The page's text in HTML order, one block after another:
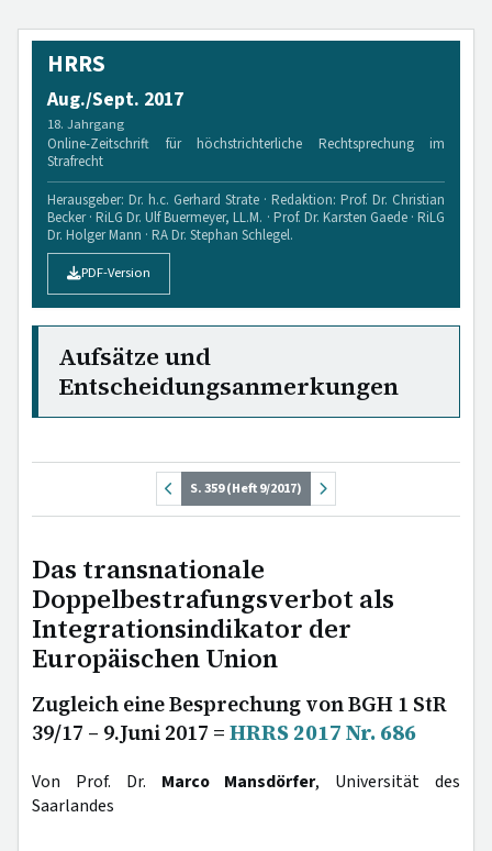
HRRS
Aug./Sept. 2017
18. Jahrgang
Online-Zeitschrift für höchstrichterliche Rechtsprechung im
Strafrecht
Herausgeber: Dr. h.c. Gerhard Strate · Redaktion: Prof. Dr. Christian
Becker · RiLG Dr. Ulf Buermeyer, LL.M. · Prof. Dr. Karsten Gaede · RiLG
Dr. Holger Mann · RA Dr. Stephan Schlegel.
PDF-Version
Aufsätze und
Entscheidungsanmerkungen
S. 359 (Heft 9/2017)
Das transnationale
Doppelbestrafungsverbot als
Integrationsindikator der
Europäischen Union
Zugleich eine Besprechung von BGH 1 StR
39/17 – 9.Juni 2017 = HRRS 2017 Nr. 686
Von Prof. Dr. Marco Mansdörfer, Universität des
Saarlandes